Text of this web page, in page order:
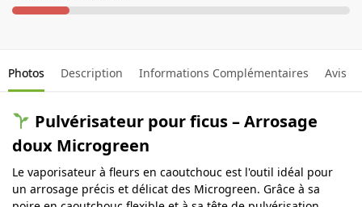
Photos Description Informations Complémentaires Avis
Pulvérisateur pour ficus – Arrosage
doux Microgreen
Le vaporisateur à fleurs en caoutchouc est l'outil idéal pour
un arrosage précis et délicat des Microgreen. Grâce à sa